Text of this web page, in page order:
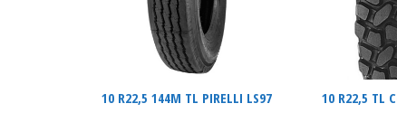
10 R22,5 144M TL PIRELLI LS97
10 R22,5 TL